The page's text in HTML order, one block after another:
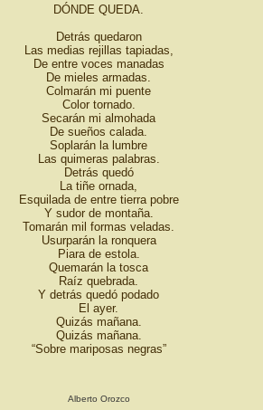
DÓNDE QUEDA.
Detrás quedaron
Las medias rejillas tapiadas,
De entre voces manadas
De mieles armadas.
Colmarán mi puente
Color tornado.
Secarán mi almohada
De sueños calada.
Soplarán la lumbre
Las quimeras palabras.
Detrás quedó
La tiñe ornada,
Esquilada de entre tierra pobre
Y sudor de montaña.
Tomarán mil formas veladas.
Usurparán la ronquera
Piara de estola.
Quemarán la tosca
Raíz quebrada.
Y detrás quedó podado
El ayer.
Quizás mañana.
Quizás mañana.
“Sobre mariposas negras”
Alberto Orozco